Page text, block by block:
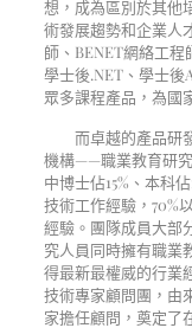
想，成為區別於其他
術發展趨勢和企業人
師、 BENET網絡工程
學士後.NET、學士後
眾多課程產品，為國
而卓越的產品研
機構——職業教育研
中博士佔15% 、本科佔
技術工作經驗， 70%
經驗。團隊成員大部
究人員同時擁有職業
得最新最權威的行業
技術專家顧問團，由
家擔任顧問，奠定了